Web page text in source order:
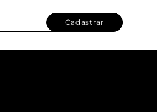
Cadastrar